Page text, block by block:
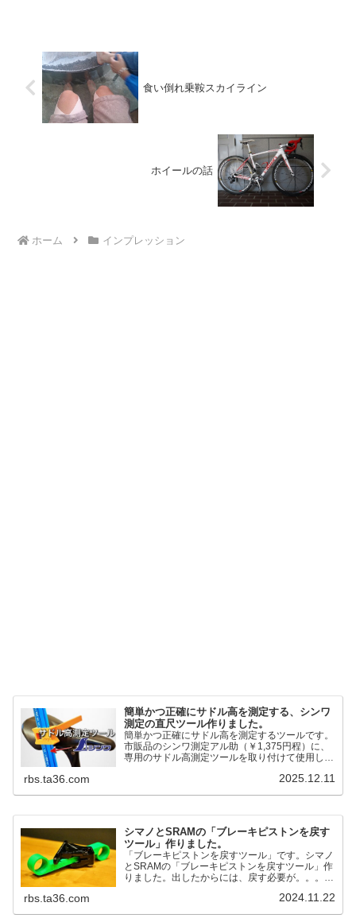
食い倒れ乗鞍スカイライン
ホイールの話
ホーム インプレッション
簡単かつ正確にサドル高を測定する、シンワ
測定の直尺ツール作りました。
簡単かつ正確にサドル高を測定するツールです。
市販品のシンワ測定アル助（￥1,375円程）に、
専用のサドル高測定ツールを取り付けて使用しま
るようになりました。シンワ測定(Shinwa
Sokutei)￥1,375Amazon.c...
rbs.ta36.com 2025.12.11
シマノとSRAMの「ブレーキピストンを戻す
ツール」作りました。
「ブレーキピストンを戻すツール」です。シマノ
とSRAMの「ブレーキピストンを戻すツール」作
りました。出したからには、戻す必要が。。。で
だと。。。▶「ブレーキピストンを戻すツール」
rbs.ta36.com 2024.11.22